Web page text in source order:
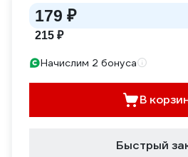
179 ₽
215 ₽
Начислим 2 бонуса
В
Быстрый